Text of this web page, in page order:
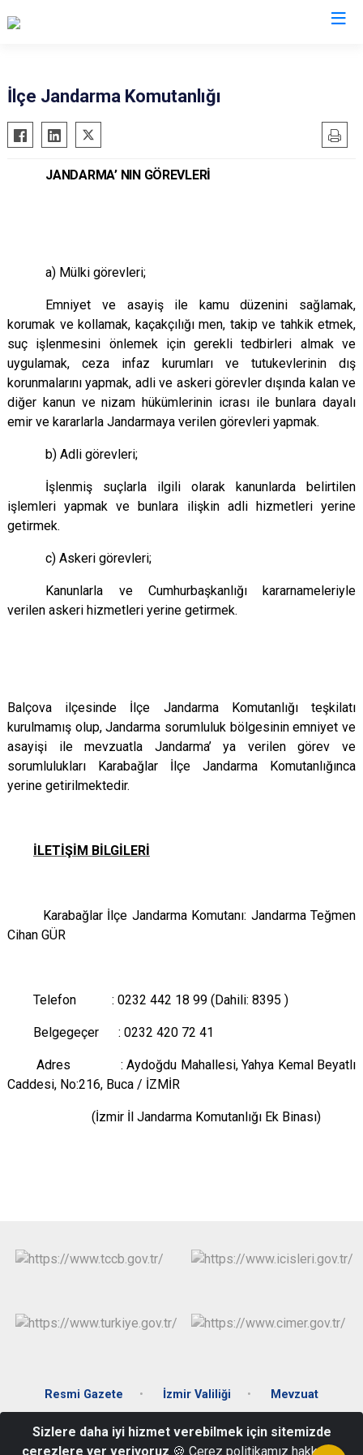
Aliağa
Balçova
Çiğli
Dikili
Güzelbahçe
Kınık
Kiraz
Konak
Menderes
Urla
Bayraklı
Karabağlar
İlçe Jandarma Komutanlığı
JANDARMA’ NIN GÖREVLERİ
a) Mülki görevleri;
Emniyet ve asayiş ile kamu düzenini sağlamak,
korumak ve kollamak, kaçakçılığı men, takip ve tahkik etmek,
suç işlenmesini önlemek için gerekli tedbirleri almak ve
uygulamak, ceza infaz kurumları ve tutukevlerinin dış
korunmalarını yapmak, adli ve askeri görevler dışında kalan ve
diğer kanun ve nizam hükümlerinin icrası ile bunlara dayalı
emir ve kararlarla Jandarmaya verilen görevleri yapmak.
b) Adli görevleri;
İşlenmiş suçlarla ilgili olarak kanunlarda belirtilen
işlemleri yapmak ve bunlara ilişkin adli hizmetleri yerine
getirmek.
c) Askeri görevleri;
Kanunlarla ve Cumhurbaşkanlığı kararnameleriyle
verilen askeri hizmetleri yerine getirmek.
Balçova ilçesinde İlçe Jandarma Komutanlığı teşkilatı
kurulmamış olup, Jandarma sorumluluk bölgesinin emniyet ve
asayişi ile mevzuatla Jandarma’ ya verilen görev ve
sorumlulukları Karabağlar İlçe Jandarma Komutanlığınca
yerine getirilmektedir.
İLETİŞİM BİLGİLERİ
Karabağlar İlçe Jandarma Komutanı: Jandarma Teğmen
Cihan GÜR
Telefon : 0232 442 18 99 (Dahili: 8395 )
Belgegeçer : 0232 420 72 41
Adres : Aydoğdu Mahallesi, Yahya Kemal Beyatlı
Caddesi, No:216, Buca / İZMİR
(İzmir İl Jandarma Komutanlığı Ek Binası)
Resmi Gazete İzmir Valiliği Mevzuat
Korutürk Mahallesi Yonca Sokak No:19 Balçova/İZMİR
Sizlere daha iyi hizmet verebilmek için sitemizde
çerezlere yer veriyoruz 🍪 Çerez politikamız hakkında